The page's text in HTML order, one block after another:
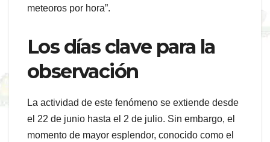
meteoros por hora”.
Los días clave para la
observación
La actividad de este fenómeno se extiende desde
el 22 de junio hasta el 2 de julio. Sin embargo, el
momento de mayor esplendor, conocido como el